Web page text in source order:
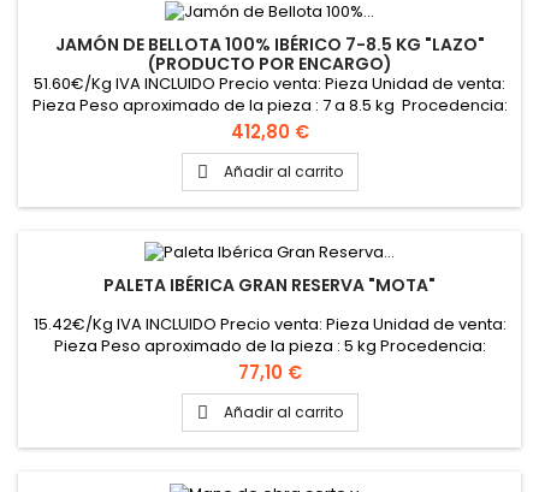
JAMÓN DE BELLOTA 100% IBÉRICO 7-8.5 KG "LAZO"
(PRODUCTO POR ENCARGO)
51.60€/Kg IVA INCLUIDO Precio venta: Pieza Unidad de venta:
Pieza Peso aproximado de la pieza : 7 a 8.5 kg Procedencia:
Huelva
Precio
412,80 €
 Añadir al carrito
PALETA IBÉRICA GRAN RESERVA "MOTA"
15.42€/Kg IVA INCLUIDO Precio venta: Pieza Unidad de venta:
Pieza Peso aproximado de la pieza : 5 kg Procedencia:
Cabeza la vaca (Extremadura)
Precio
77,10 €
 Añadir al carrito